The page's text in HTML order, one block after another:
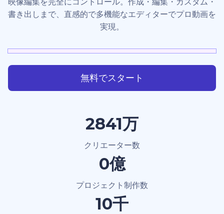
書き出しまで、直感的で多機能なエディターでプロ動画を
実現。
無料でスタート
4000万
クリエーター数
1.2億
プロジェクト制作数
15千